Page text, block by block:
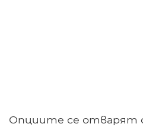
Опциите се отварят